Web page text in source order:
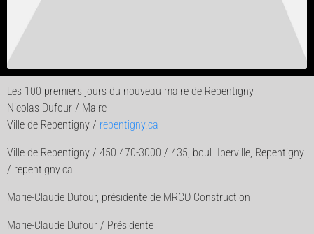
Les 100 premiers jours du nouveau maire de Repentigny
Nicolas Dufour / Maire
Ville de Repentigny / repentigny.ca
Ville de Repentigny / 450 470-3000 / 435, boul. Iberville, Repentigny
/ repentigny.ca
Marie-Claude Dufour, présidente de MRCO Construction
Marie-Claude Dufour / Présidente